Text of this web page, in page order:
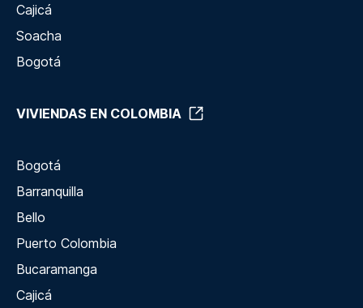
Cajicá
Soacha
Bogotá
VIVIENDAS EN COLOMBIA
Bogotá
Barranquilla
Bello
Puerto Colombia
Bucaramanga
Cajicá